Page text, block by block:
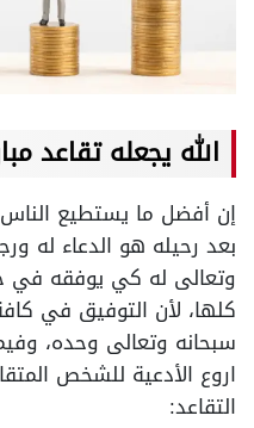
الله يجعله تقاعد
إن أفضل ما يستطيع
بعد رحيله هو الدعاء له
وتعالى له كي يوفقه في
كلها، لأن التوفيق في
سبحانه وتعالى وحده،
اروع الأدعية للشخص
التقاعد: